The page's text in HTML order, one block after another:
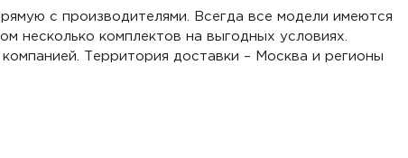
с производителями. Всегда все модели имеются
несколько комплектов на выгодных условиях.
Территория доставки – Москва и регионы